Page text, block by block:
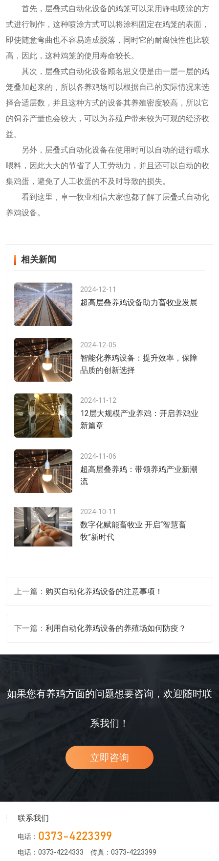
首先，层叠式自动化设备的鸡笼可以采用静电喷涂的方
式进行制作，这种喷涂方式可以将涂料固定在鸡笼的表面，
即使随意弯曲也不容易造成脱落，同时它的耐腐蚀性也比较
高，因此，这种鸡笼的使用寿命较长。
其次，层叠式自动化设备顾名思义便是由一层一层的鸡
笼叠加起来的，所以各养鸡场可以根据自己的实际情况来选
择合适层数，并且这种方式的设备其养殖密度较高，所以它
的饲养产量也会较大，可以为养殖户带来较为可观的经济收
益。
另外，层叠式自动化设备在使用时可以自动的进行喂水
喂料，因此大大的节省了人工劳动力，并且还可以自动的收
集鸡蛋，避免了人工收蛋的不及时导致的损失。
看到这里，卓一牧业相信大家也都了解了层叠式自动化
养鸡设备。
相关新闻
2024-12-11
超高层叠养鸡设备助力畜牧业发展
2024-12-05
智能化养鸡设备：提升效率，保障
品质的创新选择
2024-11-12
12层大规模产业养鸡：开启养鸡业
新篇章
2024-11-06
超高层叠养鸡：带领养鸡产业新潮
流
2024-10-11
数字化赋能畜牧业 开启“智慧畜
牧”新时代
上一篇： 购买自动化养鸡设备的注意事项！
下一篇： 利用自动化养鸡设备的养殖场如何防疫？
如果您有养鸡方面的问题想要咨询，欢迎随时联
系我们！
立即咨询
联系我们
电话： 0373-4223399
电话：0373-4224333 传真：0373-4223399